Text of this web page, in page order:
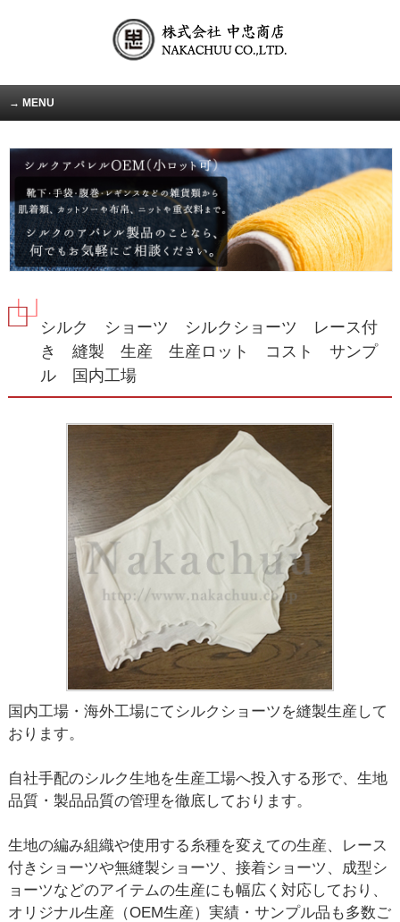
MENU
シルク ショーツ シルクショーツ レース付
き 縫製 生産 生産ロット コスト サンプ
ル 国内工場
国内工場・海外工場にてシルクショーツを縫製生産して
おります。
自社手配のシルク生地を生産工場へ投入する形で、生地
品質・製品品質の管理を徹底しております。
生地の編み組織や使用する糸種を変えての生産、レース
付きショーツや無縫製ショーツ、接着ショーツ、成型シ
ョーツなどのアイテムの生産にも幅広く対応しており、
オリジナル生産（OEM生産）実績・サンプル品も多数ご